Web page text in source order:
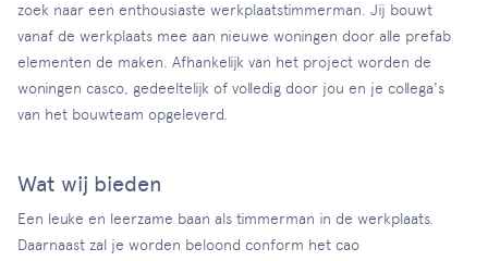
zoek naar een enthousiaste werkplaatstimmerman. Jij bouwt
vanaf de werkplaats mee aan nieuwe woningen door alle prefab
elementen de maken. Afhankelijk van het project worden de
woningen casco, gedeeltelijk of volledig door jou en je collega's
van het bouwteam opgeleverd.
Wat wij bieden
Een leuke en leerzame baan als timmerman in de werkplaats.
Daarnaast zal je worden beloond conform het cao